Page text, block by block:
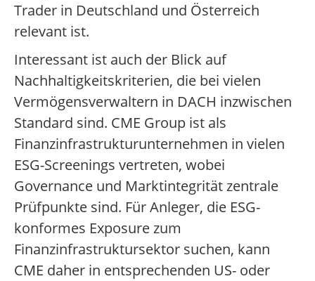
Trader in Deutschland und Österreich
relevant ist.
Interessant ist auch der Blick auf
Nachhaltigkeitskriterien, die bei vielen
Vermögensverwaltern in DACH inzwischen
Standard sind. CME Group ist als
Finanzinfrastrukturunternehmen in vielen
ESG-Screenings vertreten, wobei
Governance und Marktintegrität zentrale
Prüfpunkte sind. Für Anleger, die ESG-
konformes Exposure zum
Finanzinfrastruktursektor suchen, kann
CME daher in entsprechenden US- oder